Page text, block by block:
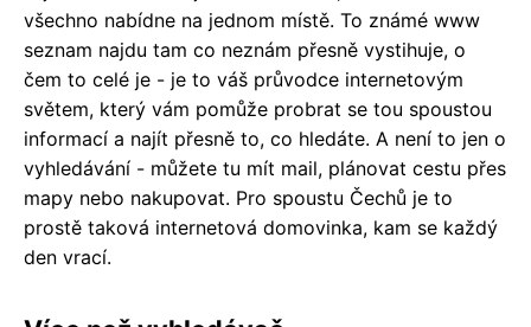
všechno nabídne na jednom místě. To známé www
seznam najdu tam co neznám přesně vystihuje, o
čem to celé je - je to váš průvodce internetovým
světem, který vám pomůže probrat se tou spoustou
informací a najít přesně to, co hledáte. A není to jen o
vyhledávání - můžete tu mít mail, plánovat cestu přes
mapy nebo nakupovat. Pro spoustu Čechů je to
prostě taková internetová domovinka, kam se každý
den vrací.